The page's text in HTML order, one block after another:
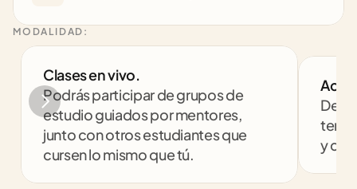
MODALIDAD:
Clases en vivo.
Podrás participar de grupos de
estudio guiados por mentores,
junto con otros estudiantes que
cursen lo mismo que tú.
y